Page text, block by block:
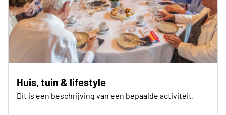
Huis, tuin & lifestyle
Dit is een beschrijving van een bepaalde activiteit.